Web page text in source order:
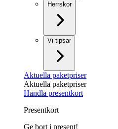
Herrskor
Vi tipsar
Aktuella paketpriser
Aktuella paketpriser
Handla presentkort
Presentkort
Ge bort i present!